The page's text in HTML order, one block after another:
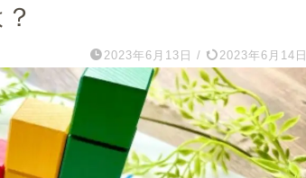
2023年6月13日 / 2023年6月14日